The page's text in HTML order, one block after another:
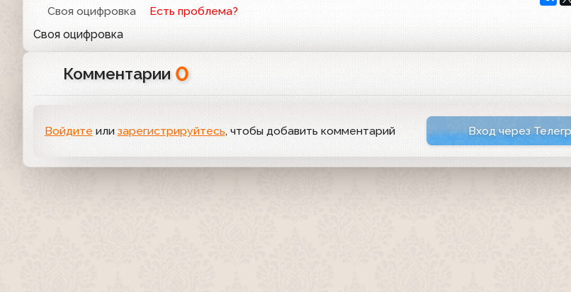
Своя оцифровка
Есть проблема?
Своя оцифровка
Комментарии 0
Войдите или зарегистрируйтесь, чтобы добавить комментарий Вход через